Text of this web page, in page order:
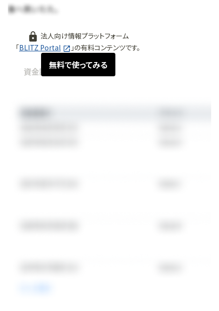
法人向け情報プラットフォーム
「BLITZ Portal 」の有料コンテンツです。
無料で使ってみる
資金調達情報